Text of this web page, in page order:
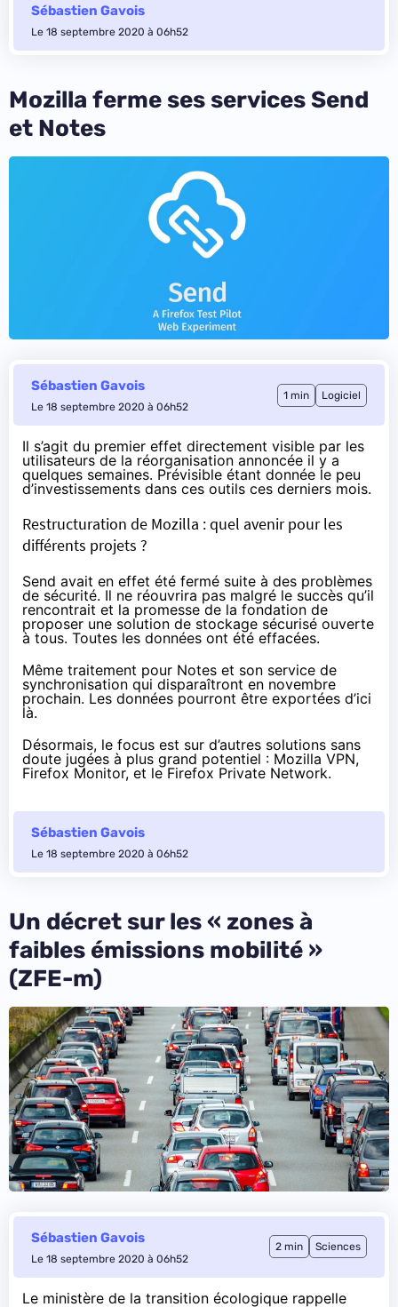
Sébastien Gavois
Le 18 septembre 2020 à 06h52
Mozilla ferme ses services Send
et Notes
Sébastien Gavois
Le 18 septembre 2020 à 06h52
1 min Logiciel
Il s’agit du premier effet directement visible par les
utilisateurs de la réorganisation annoncée il y a
quelques semaines. Prévisible étant donnée le peu
d’investissements dans ces outils ces derniers mois.
Restructuration de Mozilla : quel avenir pour les
différents projets ?
Send avait en effet été fermé suite à des problèmes
de sécurité. Il ne réouvrira pas malgré le succès qu’il
rencontrait et la promesse de la fondation de
proposer une solution de stockage sécurisé ouverte
à tous. Toutes les données ont été effacées.
Même traitement pour Notes et son service de
synchronisation qui disparaîtront en novembre
prochain. Les données pourront être exportées d’ici
là.
Désormais, le focus est sur d’autres solutions sans
doute jugées à plus grand potentiel : Mozilla VPN,
Firefox Monitor, et le Firefox Private Network.
Sébastien Gavois
Le 18 septembre 2020 à 06h52
Un décret sur les « zones à
faibles émissions mobilité »
(ZFE-m)
Sébastien Gavois
Le 18 septembre 2020 à 06h52
2 min Sciences
Le ministère de la transition écologique rappelle